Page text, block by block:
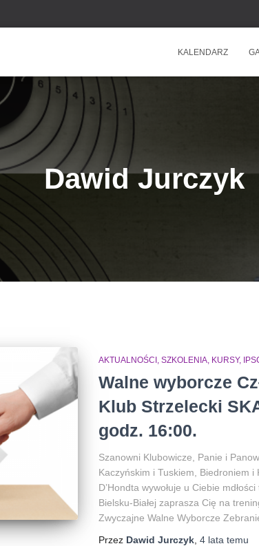
KALENDARZ
Dawid Jurczyk
AKTUALNOŚCI, SZKOLENIA, KURSY,
Walne wyborcze
Klub Strzelecki
godz. 16:00.
Szanowni Klubowicze, Panie i
Kaczyńskim i Tuskiem, Biedroniem i
D’Hondta wywołuje u Ciebie
Bielsku-Białej zaprasza Cię na
Zwyczajne Walne Wyborcze
Przez Dawid Jurczyk, 4 lata temu